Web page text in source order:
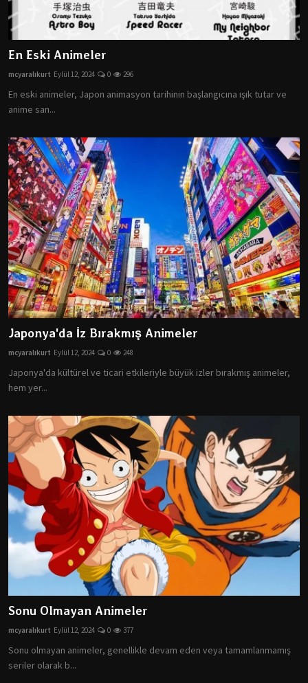
En Eski Animeler
mcyaralıkurt Eylül 12, 2024 0 296
En eski animeler, Japon animasyon tarihinin başlangıcına ışık tutar ve
anime san...
Japonya'da İz Bırakmış Animeler
mcyaralıkurt Eylül 12, 2024 0 248
Japonya'da kültürel ve ticari etkileriyle büyük izler bırakmış animeler,
hem yer...
Sonu Olmayan Animeler
mcyaralıkurt Eylül 12, 2024 0 377
Sonu olmayan animeler, genellikle devam eden veya tamamlanmamış
seriler olarak b...